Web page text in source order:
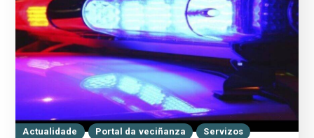
Actualidade Portal da veciñanza Servizos